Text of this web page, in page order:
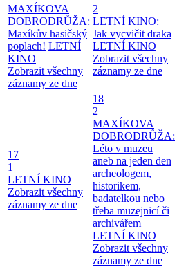
MAXÍKOVA
DOBRODRŮŽA:
Maxíkův hasičský
poplach! LETNÍ
KINO
Zobrazit všechny
záznamy ze dne
2
LETNÍ KINO:
Jak vycvičit draka
LETNÍ KINO
Zobrazit všechny
záznamy ze dne
17
1
LETNÍ KINO
Zobrazit všechny
záznamy ze dne
18
2
MAXÍKOVA
DOBRODRŮŽA:
Léto v muzeu
aneb na jeden den
archeologem,
historikem,
badatelkou nebo
třeba muzejnicí či
archivářem
LETNÍ KINO
Zobrazit všechny
záznamy ze dne